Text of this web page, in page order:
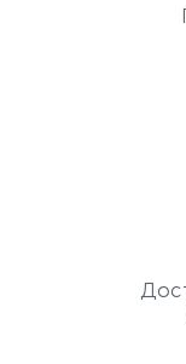
УСЛУГИ ДЛЯ
Юридические